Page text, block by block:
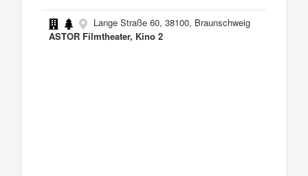
Lange Straße 60, 38100, Braunschweig
ASTOR Filmtheater, Kino 2